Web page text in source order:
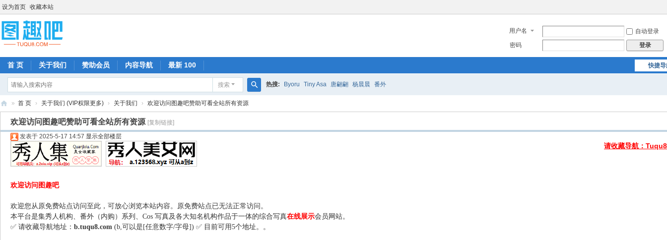
设为首页 收藏本站
用户名
自动登录
密码
登录
快捷
首 页 关于我们 赞助会员 内容导航 最新 100
搜索
索
热搜: Byoru Tiny Asa 唐翩翩 杨晨晨 番外
趣
» 首 页 › 关于我们 (VIP权限更多) › 关于我们 › 欢迎访问图趣吧赞助可看全站所有资源
欢迎访问图趣吧赞助可看全站所有资源 [复制链接]
发表于 2025-5-17 14:57 显示全部楼层
请收藏导航：
欢迎访问图趣吧
欢迎您从原免费站点访问至此，可放心浏览本站内容。原免费站点已无法正常访问。
本平台是集秀人机构、番外（内购）系列、Cos 写真及各大知名机构作品于一体的综合写真在线展示会员网站。
✅ 请收藏导航地址： b.tuqu8.com (b,可以是[任意数字/字母]) ✅ 目前可用5个地址。。